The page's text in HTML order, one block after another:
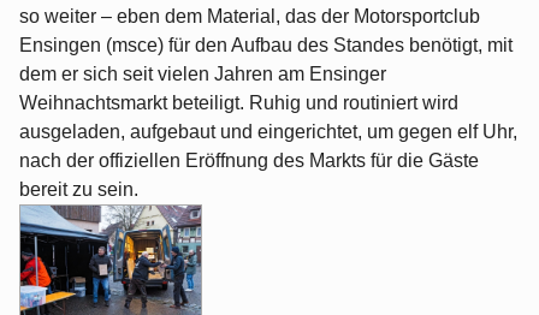
so weiter – eben dem Material, das der Motorsportclub
Ensingen (msce) für den Aufbau des Standes benötigt, mit
dem er sich seit vielen Jahren am Ensinger
Weihnachtsmarkt beteiligt. Ruhig und routiniert wird
ausgeladen, aufgebaut und eingerichtet, um gegen elf Uhr,
nach der offiziellen Eröffnung des Markts für die Gäste
bereit zu sein.